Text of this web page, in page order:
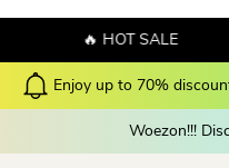
🔥 HOT SALE
Enjoy up to 70%
Woezon!!!